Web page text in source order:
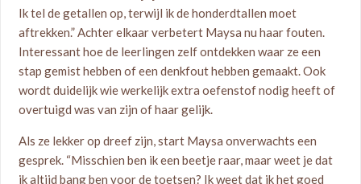
Ik tel de getallen op, terwijl ik de honderdtallen moet
aftrekken.” Achter elkaar verbetert Maysa nu haar fouten.
Interessant hoe de leerlingen zelf ontdekken waar ze een
stap gemist hebben of een denkfout hebben gemaakt. Ook
wordt duidelijk wie werkelijk extra oefenstof nodig heeft of
overtuigd was van zijn of haar gelijk.
Als ze lekker op dreef zijn, start Maysa onverwachts een
gesprek. “Misschien ben ik een beetje raar, maar weet je dat
ik altijd bang ben voor de toetsen? Ik weet dat ik het goed